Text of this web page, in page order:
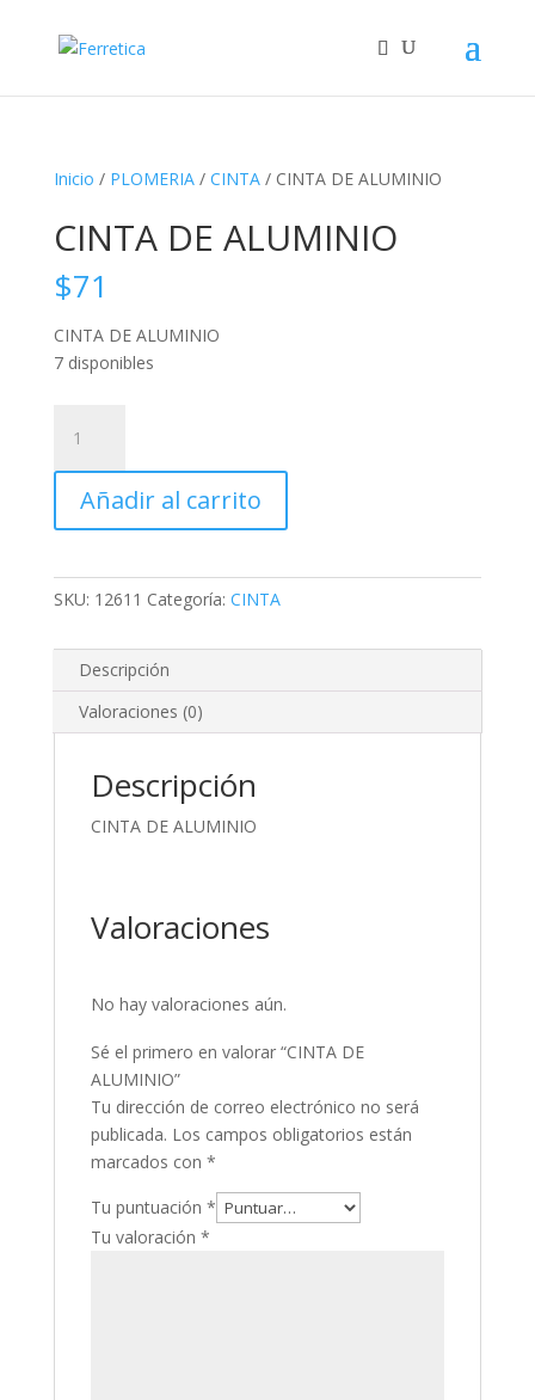
Inicio / PLOMERIA/ CINTA/ CINTA DE ALUMINIO
CINTA DE ALUMINIO
$71
CINTA DE ALUMINIO
7 disponibles
ALUMINIO
cantidad
Añadir al carrito
SKU: 12611 Categoría: CINTA
Descripción
Valoraciones (0)
Descripción
CINTA DE ALUMINIO
Valoraciones
No hay valoraciones aún.
Sé el primero en valorar “CINTA DE
ALUMINIO”
Tu dirección de correo electrónico no será
publicada. Los campos obligatorios están
marcados con *
Tu puntuación *
Tu valoración *